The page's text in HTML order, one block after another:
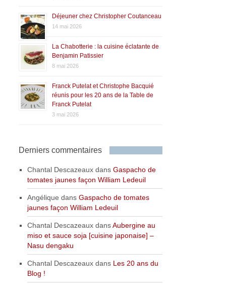
Déjeuner chez Christopher Coutanceau
14 mai 2026
La Chabotterie : la cuisine éclatante de
Benjamin Patissier
8 mai 2026
Franck Putelat et Christophe Bacquié
réunis pour les 20 ans de la Table de
Franck Putelat
3 mai 2026
Derniers commentaires
Chantal Descazeaux dansGaspacho de
tomates jaunes façon William Ledeuil
Angélique dansGaspacho de tomates
jaunes façon William Ledeuil
Chantal Descazeaux dansAubergine au
miso et sauce soja [cuisine japonaise] –
Nasu dengaku
Chantal Descazeaux dans Les 20 ans du
Blog !